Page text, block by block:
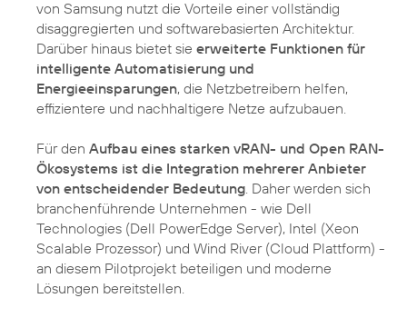
von Samsung nutzt die Vorteile einer vollständig
disaggregierten und softwarebasierten Architektur.
Darüber hinaus bietet sie erweiterte Funktionen für
intelligente Automatisierung und
Energieeinsparungen, die Netzbetreibern helfen,
effizientere und nachhaltigere Netze aufzubauen.
Für den Aufbau eines starken vRAN- und Open RAN-
Ökosystems ist die Integration mehrerer Anbieter
von entscheidender Bedeutung. Daher werden sich
branchenführende Unternehmen - wie Dell
Technologies (Dell PowerEdge Server), Intel (Xeon
Scalable Prozessor) und Wind River (Cloud Plattform) -
an diesem Pilotprojekt beteiligen und moderne
Lösungen bereitstellen.